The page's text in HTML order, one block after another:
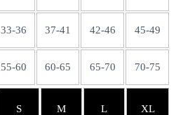
33-36 37-41 42-46 45-49
55-60 60-65 65-70 70-75
S M L XL